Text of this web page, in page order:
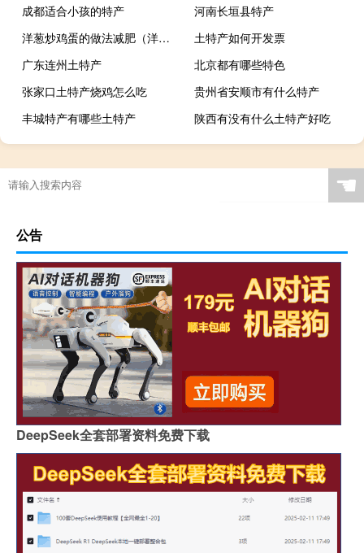
成都适合小孩的特产
河南长垣县特产
洋葱炒鸡蛋的做法减肥（洋葱炒鸡蛋的做法）
土特产如何开发票
广东连州土特产
北京都有哪些特色
张家口土特产烧鸡怎么吃
贵州省安顺市有什么特产
丰城特产有哪些土特产
陕西有没有什么土特产好吃
☚
公告
DeepSeek全套部署资料免费下载